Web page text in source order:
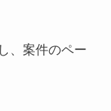
、案件のペー